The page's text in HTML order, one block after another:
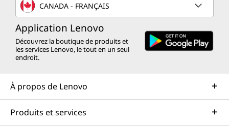
CANADA - FRANÇAIS
Application Lenovo
Découvrez la boutique de produits et
les services Lenovo, le tout en un seul
endroit.
À propos de Lenovo
Produits et services